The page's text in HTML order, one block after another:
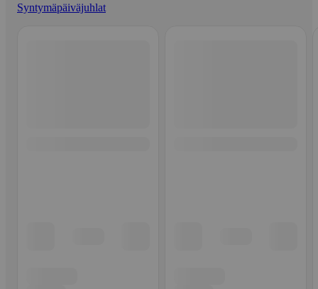
Syntymäpäiväjuhlat